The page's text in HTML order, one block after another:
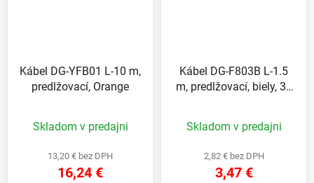
Kábel DG-YFB01 L-10 m,
predlžovací, Orange
Skladom v predajni
13,20 € bez DPH
16,24 €
Kábel DG-F803B L-1.5
m, predlžovací, biely, 3x
Skladom v predajni
2,82 € bez DPH
3,47 €